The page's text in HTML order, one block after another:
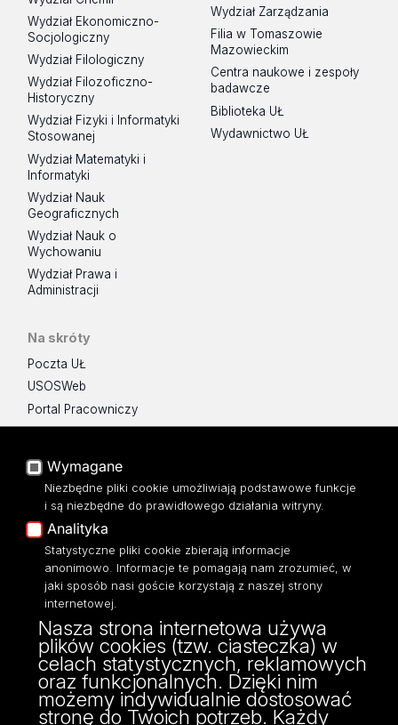
Wydział Ekonomiczno-
Socjologiczny
Wydział Filologiczny
Wydział Filozoficzno-
Historyczny
Wydział Fizyki i Informatyki
Stosowanej
Wydział Matematyki i
Informatyki
Wydział Nauk
Geograficznych
Wydział Nauk o
Wychowaniu
Wydział Prawa i
Administracji
Wydział Zarządzania
Filia w Tomaszowie
Mazowieckim
Centra naukowe i zespoły
badawcze
Biblioteka UŁ
Wydawnictwo UŁ
Na skróty
Poczta UŁ
USOSWeb
Portal Pracowniczy
Baza Aktów Własnych
Moodle
Eksperci UŁ
Polityka Prywatności
Dostępność
Instytut Filozofii
ul. Lindleya 3/5
90-131 Łódź
tel./fax: (48) (42) 635-61-35/(29)
e-mail: filozofia@uni.lodz.pl
Wymagane
Niezbędne pliki cookie umożliwiają podstawowe funkcje
i są niezbędne do prawidłowego działania witryny.
Analityka
Statystyczne pliki cookie zbierają informacje
anonimowo. Informacje te pomagają nam zrozumieć, w
jaki sposób nasi goście korzystają z naszej strony
internetowej.
Nasza strona internetowa używa
plików cookies (tzw. ciasteczka) w
celach statystycznych, reklamowych
oraz funkcjonalnych. Dzięki nim
możemy indywidualnie dostosować
stronę do Twoich potrzeb. Każdy